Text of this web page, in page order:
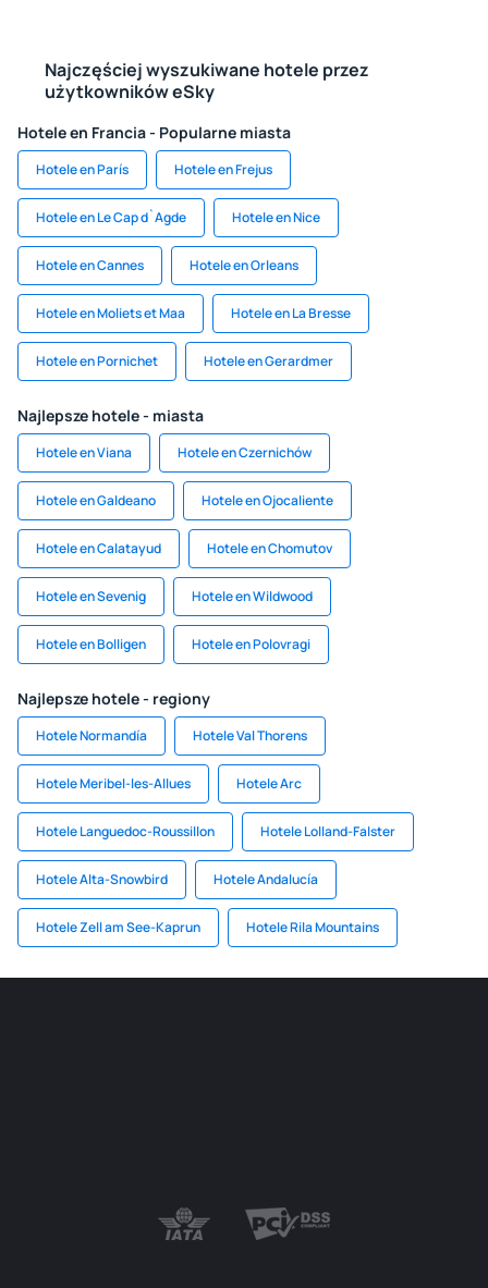
Najczęściej wyszukiwane hotele przez
użytkowników eSky
Hotele en Francia - Popularne miasta
Hotele en París Hotele en Frejus
Hotele en Le Cap d`Agde Hotele en Nice
Hotele en Cannes Hotele en Orleans
Hotele en Moliets et Maa Hotele en La Bresse
Hotele en Pornichet Hotele en Gerardmer
Najlepsze hotele - miasta
Hotele en Viana Hotele en Czernichów
Hotele en Galdeano Hotele en Ojocaliente
Hotele en Calatayud Hotele en Chomutov
Hotele en Sevenig Hotele en Wildwood
Hotele en Bolligen Hotele en Polovragi
Najlepsze hotele - regiony
Hotele Normandía Hotele Val Thorens
Hotele Meribel-les-Allues Hotele Arc
Hotele Languedoc-Roussillon Hotele Lolland-Falster
Hotele Alta-Snowbird Hotele Andalucía
Hotele Zell am See-Kaprun Hotele Rila Mountains